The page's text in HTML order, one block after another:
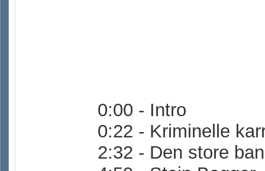
0:00 - Intro
0:22 - Kriminelle
2:32 - Den store